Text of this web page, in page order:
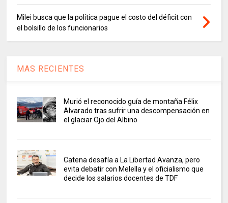
Milei busca que la política pague el costo del déficit con
el bolsillo de los funcionarios
MAS RECIENTES
Murió el reconocido guía de montaña Félix
Alvarado tras sufrir una descompensación en
el glaciar Ojo del Albino
Catena desafía a La Libertad Avanza, pero
evita debatir con Melella y el oficialismo que
decide los salarios docentes de TDF